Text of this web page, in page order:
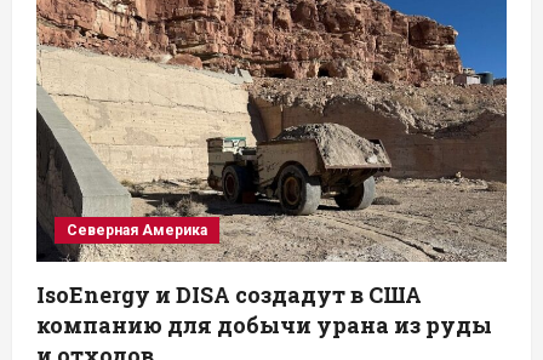
Северная Америка
IsoEnergy и DISA создадут в США
компанию для добычи урана из руды